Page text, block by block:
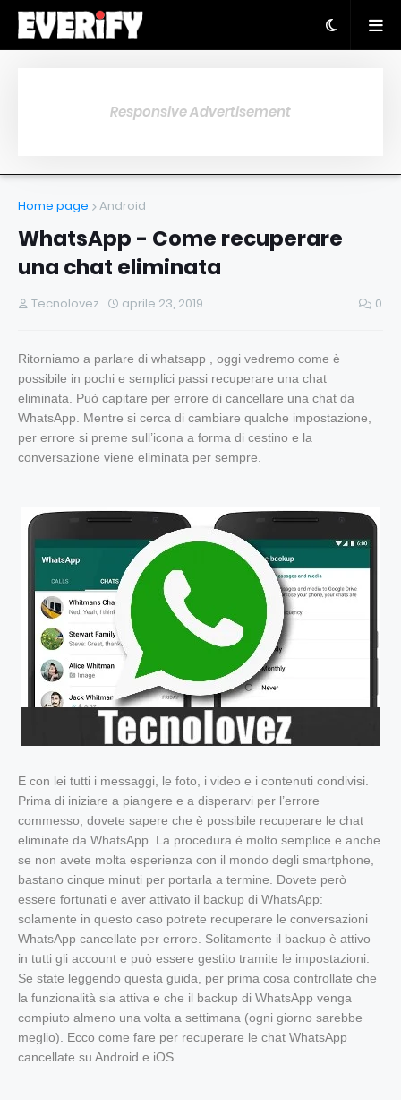
Responsive Advertisement
Home page Android
WhatsApp - Come recuperare
una chat eliminata
Tecnolovez aprile 23, 2019 0
Ritorniamo a parlare di whatsapp , oggi vedremo come è
possibile in pochi e semplici passi recuperare una chat
eliminata. Può capitare per errore di cancellare una chat da
WhatsApp. Mentre si cerca di cambiare qualche impostazione,
per errore si preme sull’icona a forma di cestino e la
conversazione viene eliminata per sempre.
E con lei tutti i messaggi, le foto, i video e i contenuti condivisi.
Prima di iniziare a piangere e a disperarvi per l’errore
commesso, dovete sapere che è possibile recuperare le chat
eliminate da WhatsApp. La procedura è molto semplice e anche
se non avete molta esperienza con il mondo degli smartphone,
bastano cinque minuti per portarla a termine. Dovete però
essere fortunati e aver attivato il backup di WhatsApp:
solamente in questo caso potrete recuperare le conversazioni
WhatsApp cancellate per errore. Solitamente il backup è attivo
in tutti gli account e può essere gestito tramite le impostazioni.
Se state leggendo questa guida, per prima cosa controllate che
la funzionalità sia attiva e che il backup di WhatsApp venga
compiuto almeno una volta a settimana (ogni giorno sarebbe
meglio). Ecco come fare per recuperare le chat WhatsApp
cancellate su Android e iOS.